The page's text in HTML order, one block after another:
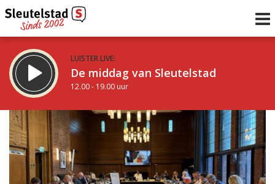
LUISTER LIVE:
De middag van Sleutelstad
12.00 - 19.00 uur
STRAKS:
De avond van Sleutelstad
19.00 - 22.00 uur
Vorig uur
uur 1 van 0 Volgend uur
Inklappen